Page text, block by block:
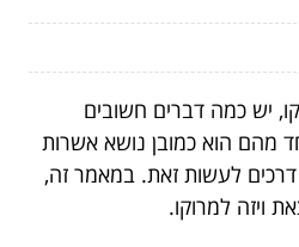
יש כמה דברים חשובים
מהם הוא כמובן נושא אשרות
לעשות זאת. במאמר זה,
ויזה למרוקו.